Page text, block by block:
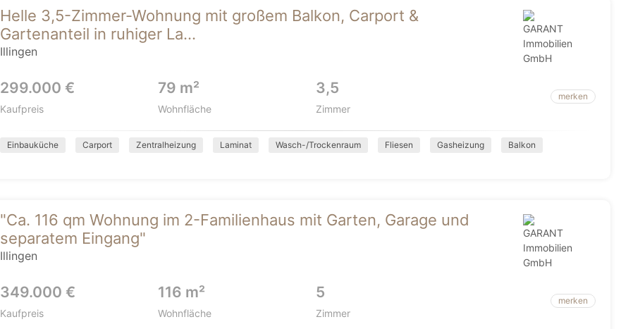
Helle 3,5-Zimmer-Wohnung mit großem Balkon, Carport &
Gartenanteil in ruhiger La...
Illingen
299.000 €
Kaufpreis
79 m²
Wohnfläche
3,5
Zimmer
merken
Einbauküche Carport Zentralheizung Laminat Wasch-/Trockenraum Fliesen Gasheizung Balkon
"Ca. 116 qm Wohnung im 2-Familienhaus mit Garten, Garage und
separatem Eingang"
Illingen
349.000 €
Kaufpreis
116 m²
Wohnfläche
5
Zimmer
merken